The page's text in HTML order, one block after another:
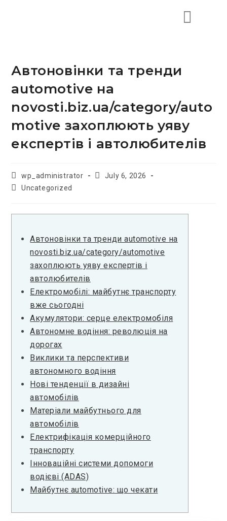
Автоновінки та тренди
automotive на
novosti.biz.ua/category/auto
motive захоплюють уяву
експертів і автолюбителів
wp_administrator
July 6, 2026
Uncategorized
Автоновінки та тренди automotive на
novosti.biz.ua/category/automotive
захоплюють уяву експертів і
автолюбителів
Електромобілі: майбутнє транспорту
вже сьогодні
Акумулятори: серце електромобіля
Автономне водіння: революція на
дорогах
Виклики та перспективи
автономного водіння
Нові тенденції в дизайні
автомобілів
Матеріали майбутнього для
автомобілів
Електрифікація комерційного
транспорту
Інноваційні системи допомоги
водієві (ADAS)
Майбутнє automotive: що чекати